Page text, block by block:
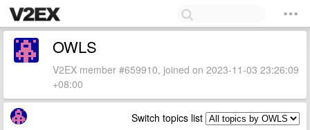
OWLS
V2EX member #659910, joined on 2023-11-03 23:26:09
+08:00
Switch topics list